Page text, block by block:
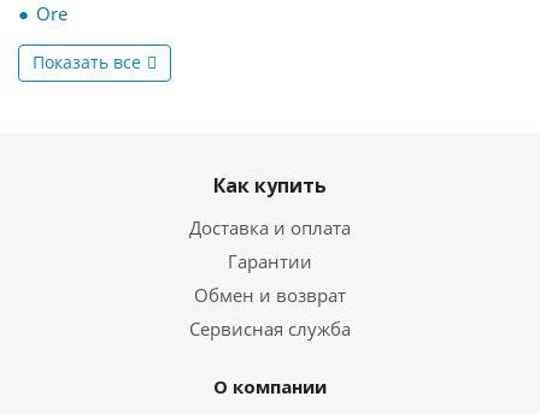
Ore
Показать все
Как купить
Доставка и оплата
Гарантии
Обмен и возврат
Сервисная служба
О компании